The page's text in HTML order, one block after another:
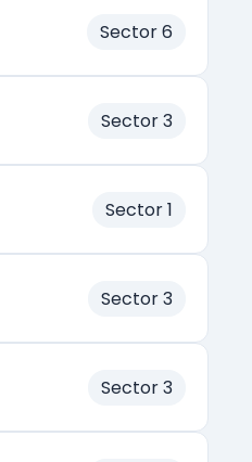
Sector 6
Sector 3
Sector 1
Sector 3
Sector 3